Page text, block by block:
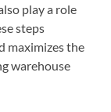
play a role
steps
maximizes the
warehouse